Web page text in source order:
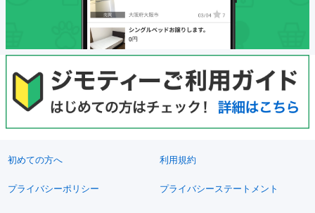
初めての方へ 利用規約
プライバシーポリシー プライバシーステートメント